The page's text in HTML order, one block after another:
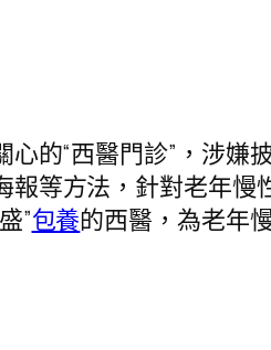
的“西醫門診”，涉嫌
等方法，針對老年慢
”包養的西醫，為老年